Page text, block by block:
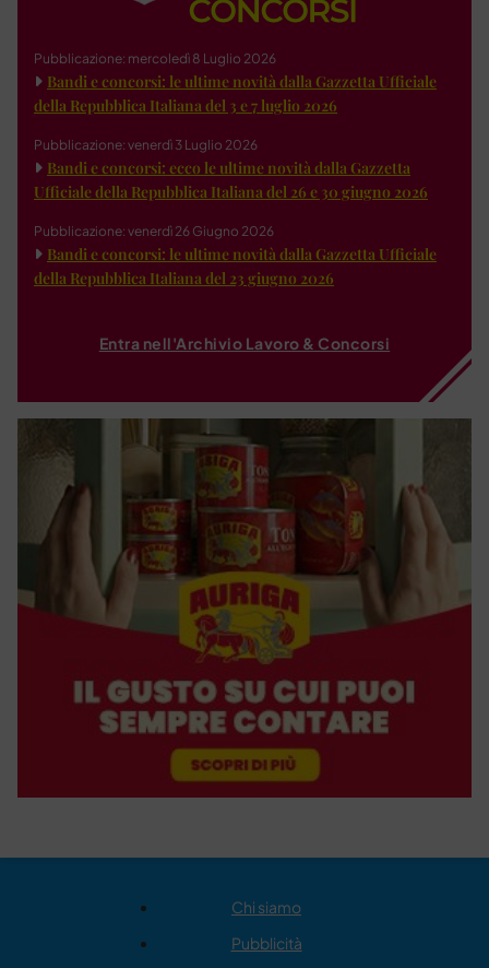
Pubblicazione: mercoledì 8 Luglio 2026
Bandi e concorsi: le ultime novità dalla Gazzetta Ufficiale
della Repubblica Italiana del 3 e 7 luglio 2026
Pubblicazione: venerdì 3 Luglio 2026
Bandi e concorsi: ecco le ultime novità dalla Gazzetta
Ufficiale della Repubblica Italiana del 26 e 30 giugno 2026
Pubblicazione: venerdì 26 Giugno 2026
Bandi e concorsi: le ultime novità dalla Gazzetta Ufficiale
della Repubblica Italiana del 23 giugno 2026
Entra nell'Archivio Lavoro & Concorsi
Chi siamo
Pubblicità